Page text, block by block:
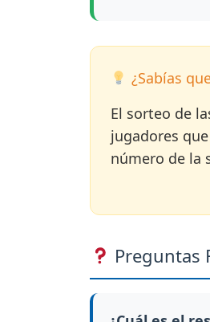
¿Sabías
El sorteo de
jugadores
número de la
Preguntas